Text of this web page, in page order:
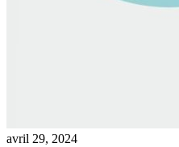
avril 29, 2024